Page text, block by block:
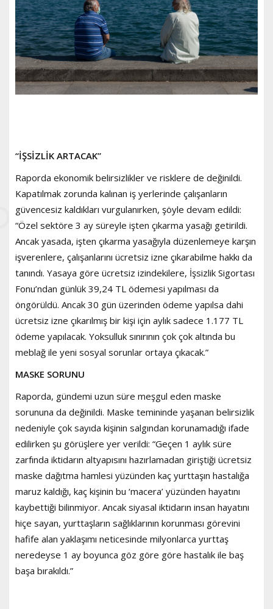
“İŞSİZLİK ARTACAK”
Raporda ekonomik belirsizlikler ve risklere de değinildi.
Kapatılmak zorunda kalınan iş yerlerinde çalışanların
güvencesiz kaldıkları vurgulanırken, şöyle devam edildi:
“Özel sektöre 3 ay süreyle işten çıkarma yasağı getirildi.
Ancak yasada, işten çıkarma yasağıyla düzenlemeye karşın
işverenlere, çalışanlarını ücretsiz izne çıkarabilme hakkı da
tanındı. Yasaya göre ücretsiz izindekilere, İşsizlik Sigortası
Fonu’ndan günlük 39,24 TL ödemesi yapılması da
öngörüldü. Ancak 30 gün üzerinden ödeme yapılsa dahi
ücretsiz izne çıkarılmış bir kişi için aylık sadece 1.177 TL
ödeme yapılacak. Yoksulluk sınırının çok çok altında bu
meblağ ile yeni sosyal sorunlar ortaya çıkacak.”
MASKE SORUNU
Raporda, gündemi uzun süre meşgul eden maske
sorununa da değinildi. Maske temininde yaşanan belirsizlik
nedeniyle çok sayıda kişinin salgından korunamadığı ifade
edilirken şu görüşlere yer verildi: “Geçen 1 aylık süre
zarfında iktidarın altyapısını hazırlamadan giriştiği ücretsiz
maske dağıtma hamlesi yüzünden kaç yurttaşın hastalığa
maruz kaldığı, kaç kişinin bu ‘macera’ yüzünden hayatını
kaybettiği bilinmiyor. Ancak siyasal iktidarın insan hayatını
hiçe sayan, yurttaşların sağlıklarının korunması görevini
hafife alan yaklaşımı neticesinde milyonlarca yurttaş
neredeyse 1 ay boyunca göz göre göre hastalık ile baş
başa bırakıldı.”